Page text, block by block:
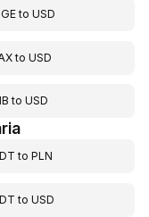
toUSD
toUSD
toUSD
toPLN
toUSD